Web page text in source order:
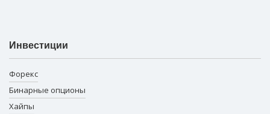
Инвестиции
Форекс
Бинарные опционы
Хайпы